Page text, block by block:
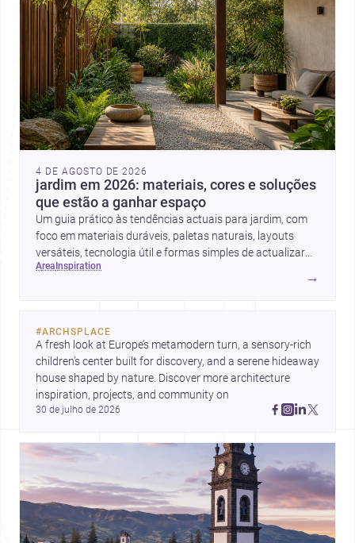
4 DE AGOSTO DE 2026
jardim em 2026: materiais, cores e soluções
que estão a ganhar espaço
Um guia prático às tendências actuais para jardim, com
foco em materiais duráveis, paletas naturais, layouts
versáteis, tecnologia útil e formas simples de actualizar
sem obras totais.
area inspiration
→
#ARCHSPLACE
A fresh look at Europe’s metamodern turn, a sensory-rich
children’s center built for discovery, and a serene hideaway
house shaped by nature. Discover more architecture
30 de julho de 2026